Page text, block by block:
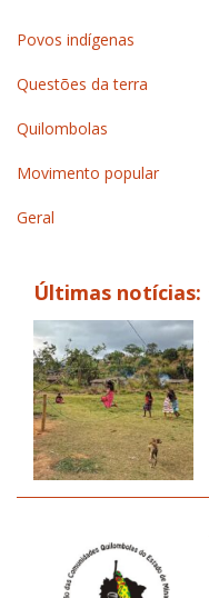
Povos indígenas
Questões da terra
Quilombolas
Movimento popular
Geral
Últimas notícias: